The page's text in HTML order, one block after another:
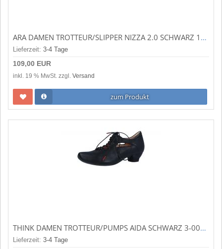
ARA DAMEN TROTTEUR/SLIPPER NIZZA 2.0 SCHWARZ 12-35833-01
Lieferzeit: 3-4 Tage
109,00 EUR
inkl. 19 % MwSt. zzgl. Versand
zum Produkt
THINK DAMEN TROTTEUR/PUMPS AIDA SCHWARZ 3-000048-0000
Lieferzeit: 3-4 Tage